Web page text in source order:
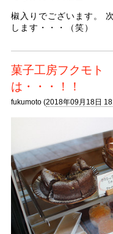
椒入りでございます。
します・・・（笑）
菓子工房フクモト
は・・・！！
fukumoto (2018年09月18日